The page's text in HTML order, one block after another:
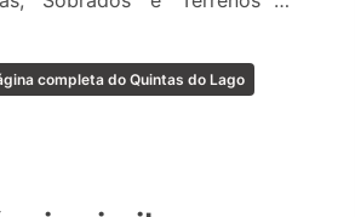
a infraestrutura de qualidade
completa do Quintas do Lago